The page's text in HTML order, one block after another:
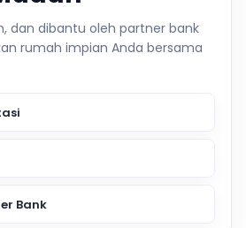
dan dibantu oleh partner bank
rumah impian Anda bersama
Bank